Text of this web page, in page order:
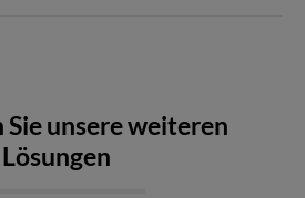
Sie unsere weiteren
Lösungen